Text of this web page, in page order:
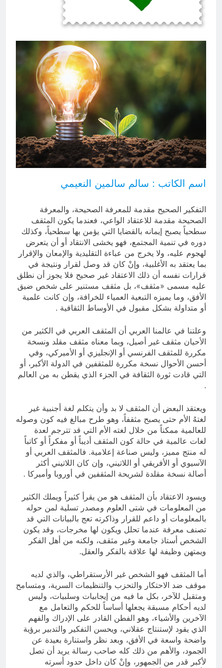
ماذا لو كان المدير اقوى من الوزير
16 ساعة Ago
اسم الكاتب : سالم سالمين النعيمي
التفكير الصحيح مقدمة للمعرفة الصحيحة، والمعرفة
الصحيحة مقدمة للاعتقاد الواعي، فعندما يكون المثقف
سطحياً يصبح إيمانه بالقضايا التي يؤمن بها سطحياً، وكذلك
دوره في تنمية المجتمع، فهو يخشى الانتقاد أو أن يتعرض
لهجوم عليه، ولا يخرج من عباءة التقليدية والإمعان والإقرار
بما يعتقد به الأغلبية، وإنْ كان قد وصل لقرار ونتيجة في
قرارات نفسه أن ذلك الاعتقاد غير صحيح فلا يجوز أن نطلق
عليه مسمى «مثقف»، بل مثقف مستنير على شخص ضيق
الأفق، وما يميزه التبعية العمياء للخرافة، وإن كانت علمية
أو متداولة بشكل مقبول في الأوساط الثقافية .
وعلتنا في عالمنا العربي أن المثقف العربي في الكثير من
الأحيان مثقف غير أصيل، وبما معناه مثقف مقلد ونسخة
مكررة للمثقف الفرنسي أو الإنجليزي أو الأميركي، وفي
أحسن الأحوال نسخة مكررة للمثقفين في الدولة الأكبر، أو
التي قادت ثورة الثقافة في الجزء الذي يقطن به من العالم
.
ويعتقد البعض أن المثقف لا بد وأن يتكلم لغة أجنبية غير
لغتهُ الأم حتى يصبح مثقفاً، وهو طرح مبالغ فيه كون وصوله
للعالمية ممكناً من خلال لغته الأم التي قد تترجم لعدة
لغات عالمية في حالة كون المثقف أديباً أو مفكراً أو كاتباً
له منتج مميز، وليس صناعة إعلامية. فالمثقف العربي أو
الآسيوي أو الأفريقي أو اللاتيني، وإن كان اللاتيني أكثر
أصالة نسخة مقلدة لشريحة المثقفين في أوروبا وأميركا .
ويسود الاعتقاد بأن المثقف هو من يقرأ كثيراً ويملك الكثير
من المعلومات في شتى العلوم ومصدر تسلية لمن حوله
بالمعلومات أو داعم للقرار وذاكرته تعج بالبيانات التي قد
تصنف معرفة عندما تحلل ويكون لها مخرجات، وقد يكون
الشخص أستاذ جامعة وغير مثقف، ولكنه من أهل الفكر
ويمتهن وظيفة لها علاقة بالفكر والعقل.
أما المثقف فهو الشخص غير الأرستقراطي، والذي لديه
موقف ضد الاحتكار والتحزب والتنظيمات السرية، ومتسامح
ومتقبل للآخر، بكل ما فيه من إيجابيات وسلبيات، وليس
لديه أحكام مسبقة يجعلها أساساً للحكم والتعامل مع
الآخرين والأشياء، وهو الفطن القادر على الإدراك والفهم
الذي يقود لإستنتاج عقلاني، ويحسن التفكير والتدبير برؤية
واضحة واسعة في الأفق، وبعد نظر واستنارة بعيدة عن
الجمود، والأهم من ذلك كله صاحب رسالة يريد أن تصل
لأكبر قدر من الجمهور، وإنْ كان داخل حدود أسرته